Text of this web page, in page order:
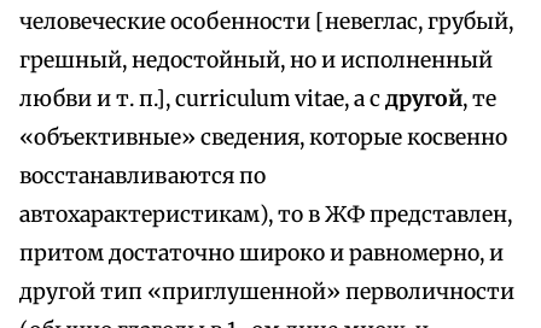
человеческие особенности [невеглас, грубый,
грешный, недостойный, но и исполненный
любви и т. п.], curriculum vitae, а сдругой, те
«объективные» сведения, которые косвенно
восстанавливаются по
автохарактеристикам), то в ЖФ представлен,
притом достаточно широко и равномерно, и
другой тип «приглушенной» перволичности